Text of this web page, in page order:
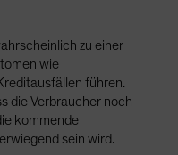
zu einer
wie
führen.
die Verbraucher noch
kommende
sein wird.